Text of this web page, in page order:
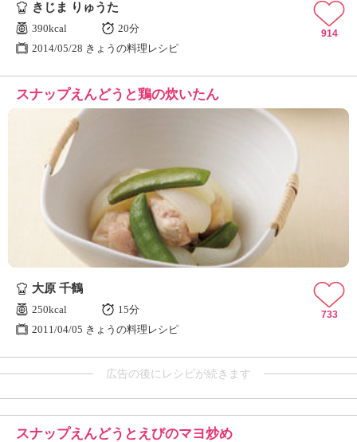
きじま りゅうた
390kcal
20分
2014/05/28 きょうの料理レシピ
914
スナップえんどうと鶏の炊いたん
大原 千鶴
250kcal
15分
2011/04/05 きょうの料理レシピ
733
広告の後にレシピが続きます
スナップえんどうとえびのマヨ炒め